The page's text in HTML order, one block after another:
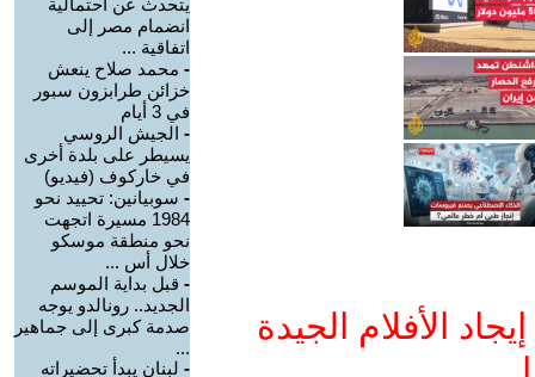
الأفلام الجيدة
يتحدث عن احتمالية
انضمام مصر إلى
اتفاقية ...
- محمد صلاح ينعش
خزائن طرابزون سبور
في 3 أيام
- الجيش الروسي
يسيطر على بلدة أخرى
في خاركوف (فيديو)
- سوبيانين: تحييد نحو
1984 مسيرة اتجهت
نحو منطقة موسكو
خلال أس ...
- قبل بداية الموسم
الجديد.. رونالدو يوجه
صدمة كبرى إلى جماهير
...
- لبنان يبدأ تحضيراته